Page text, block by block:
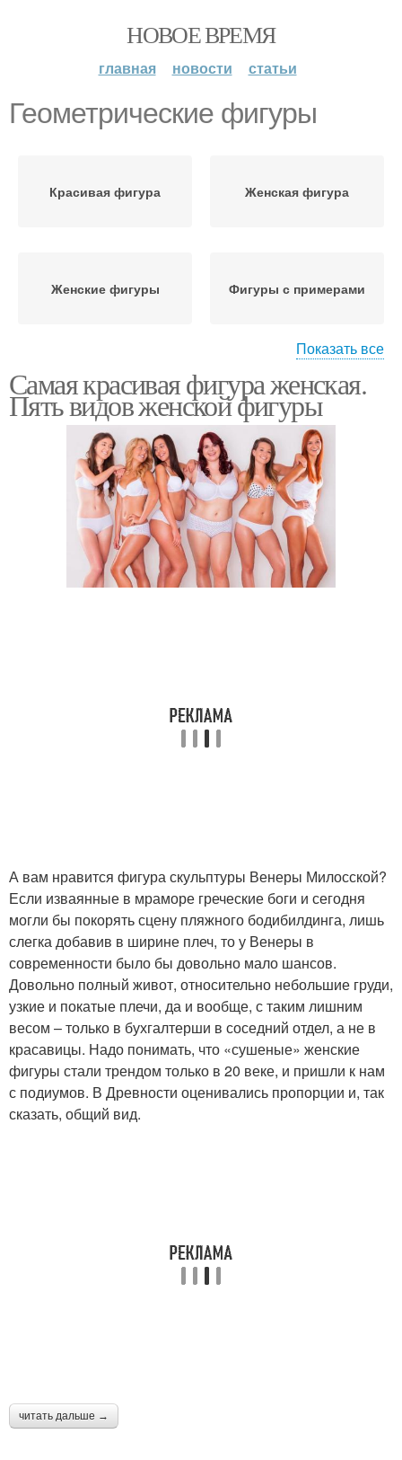
НОВОЕ ВРЕМЯ
главная новости статьи
Геометрические фигуры
Красивая фигура Женская фигура
Женские фигуры Фигуры с примерами
Идеальная фигура Фигура в геометрии
Показать все
Самая красивая фигура женская.
Пять видов женской фигуры
А вам нравится фигура скульптуры Венеры Милосской?
Если изваянные в мраморе греческие боги и сегодня
могли бы покорять сцену пляжного бодибилдинга, лишь
слегка добавив в ширине плеч, то у Венеры в
современности было бы довольно мало шансов.
Довольно полный живот, относительно небольшие груди,
узкие и покатые плечи, да и вообще, с таким лишним
весом – только в бухгалтерши в соседний отдел, а не в
красавицы. Надо понимать, что «сушеные» женские
фигуры стали трендом только в 20 веке, и пришли к нам
с подиумов. В Древности оценивались пропорции и, так
сказать, общий вид.
читать дальше →